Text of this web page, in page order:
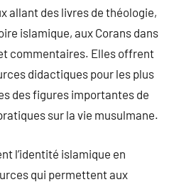
allant des livres de théologie,
islamique, aux Corans dans
commentaires. Elles offrent
didactiques pour les plus
des figures importantes de
sur la vie musulmane.
l’identité islamique en
qui permettent aux